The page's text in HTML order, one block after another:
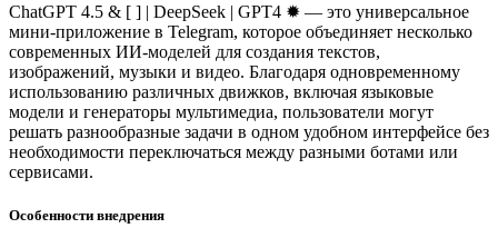
ChatGPT 4.5 & [ ] | DeepSeek | GPT4 ✹ — это универсальное
мини-приложение в Telegram, которое объединяет несколько
современных ИИ-моделей для создания текстов,
изображений, музыки и видео. Благодаря одновременному
использованию различных движков, включая языковые
модели и генераторы мультимедиа, пользователи могут
решать разнообразные задачи в одном удобном интерфейсе без
необходимости переключаться между разными ботами или
сервисами.
Особенности внедрения